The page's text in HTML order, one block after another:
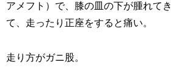
アメフト）で、膝の皿の下が腫れてき
て、走ったり正座をすると痛い。
走り方がガニ股。